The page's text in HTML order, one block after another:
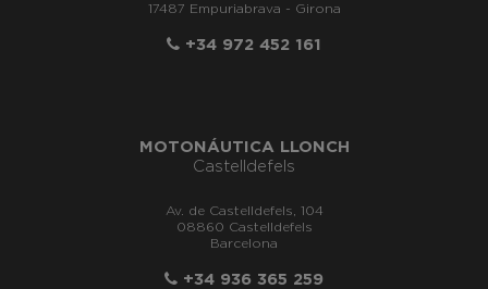
17487 Empuriabrava - Girona
+34 972 452 161
MOTONÁUTICA LLONCH
Castelldefels
Av. de Castelldefels, 104
08860 Castelldefels
Barcelona
+34 936 365 259